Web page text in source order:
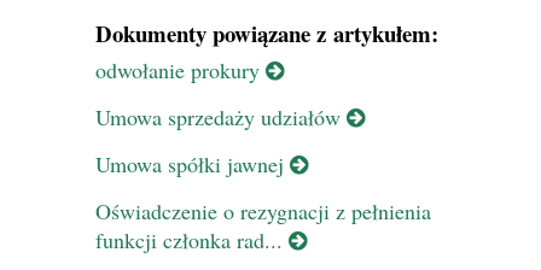
Dokumenty powiązane z artykułem:
odwołanie prokury
Umowa sprzedaży udziałów
Umowa spółki jawnej
Oświadczenie o rezygnacji z pełnienia
funkcji członka rad...